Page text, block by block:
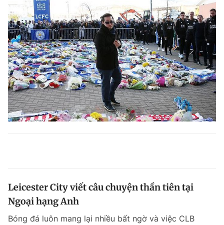
Leicester City viết câu chuyện thần tiên tại
Ngoại hạng Anh
Bóng đá luôn mang lại nhiều bất ngờ và việc CLB